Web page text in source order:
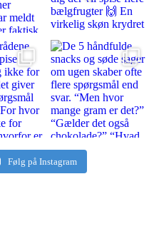
Følg på Instagram